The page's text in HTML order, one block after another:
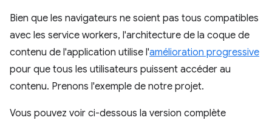
Bien que les navigateurs ne soient pas tous compatibles
avec les service workers, l'architecture de la coque de
contenu de l'application utilise l'amélioration progressive
pour que tous les utilisateurs puissent accéder au
contenu. Prenons l'exemple de notre projet.
Vous pouvez voir ci-dessous la version complète